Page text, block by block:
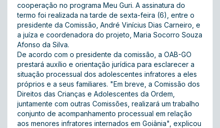
cooperação no programa Meu Guri. A assinatura do
termo foi realizada na tarde de sexta-feira (6), entre o
presidente da Comissão, André Vinícius Dias Carneiro, e
a juíza e coordenadora do projeto, Maria Socorro Souza
Afonso da Silva.
De acordo com o presidente da comissão, a OAB-GO
prestará auxílio e orientação jurídica para esclarecer a
situação processual dos adolescentes infratores a eles
próprios e a seus familiares. "Em breve, a Comissão dos
Direitos das Crianças e Adolescentes da Ordem,
juntamente com outras Comissões, realizará um trabalho
conjunto de acompanhamento processual em relação
aos menores infratores internados em Goiânia", explicou